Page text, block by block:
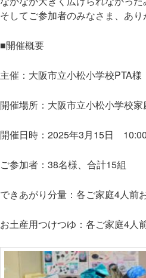
そしてご参加者のみなさま、あり
■開催概要
主催：大阪市立小松小学校PTA様
開催場所：大阪市立小松小学校家
開催日時：2025年3月15日
ご参加者：38名様、合計15組
できあがり分量：各ご家庭4人前
お土産用つけつゆ：各ご家庭4人